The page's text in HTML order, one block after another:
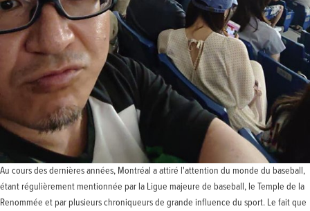
Au cours des dernières années, Montréal a attiré l'attention du monde du baseball,
étant régulièrement mentionnée par la Ligue majeure de baseball, le Temple de la
Renommée et par plusieurs chroniqueurs de grande influence du sport. Le fait que